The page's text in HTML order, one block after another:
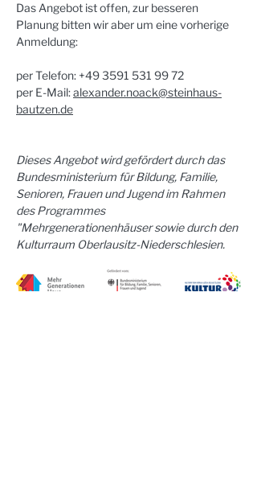
Das Angebot ist offen, zur besseren
Planung bitten wir aber um eine vorherige
Anmeldung:
per Telefon: +49 3591 531 99 72
per E-Mail: alexander.noack@steinhaus-
bautzen.de
Dieses Angebot wird gefördert durch das
Bundesministerium für Bildung, Familie,
Senioren, Frauen und Jugend im Rahmen
des Programmes
"Mehrgenerationenhäuser sowie durch den
Kulturraum Oberlausitz-Niederschlesien.